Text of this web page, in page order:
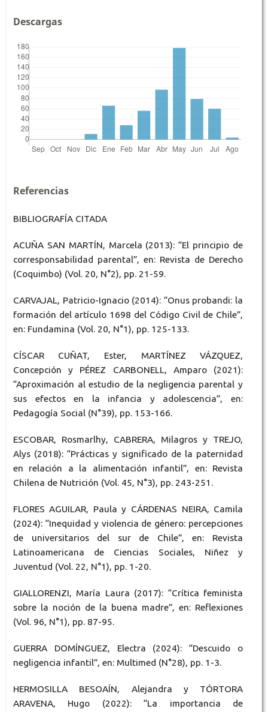
Descargas
Referencias
BIBLIOGRAFÍA CITADA
ACUÑA SAN MARTÍN, Marcela (2013): “El principio de
corresponsabilidad parental”, en: Revista de Derecho
(Coquimbo) (Vol. 20, N°2), pp. 21-59.
CARVAJAL, Patricio-Ignacio (2014): “Onus probandi: la
formación del artículo 1698 del Código Civil de Chile”,
en: Fundamina (Vol. 20, N°1), pp. 125-133.
CÍSCAR CUÑAT, Ester, MARTÍNEZ VÁZQUEZ,
Concepción y PÉREZ CARBONELL, Amparo (2021):
“Aproximación al estudio de la negligencia parental y
sus efectos en la infancia y adolescencia”, en:
Pedagogía Social (N°39), pp. 153-166.
ESCOBAR, Rosmarlhy, CABRERA, Milagros y TREJO,
Alys (2018): “Prácticas y significado de la paternidad
en relación a la alimentación infantil”, en: Revista
Chilena de Nutrición (Vol. 45, N°3), pp. 243-251.
FLORES AGUILAR, Paula y CÁRDENAS NEIRA, Camila
(2024): “Inequidad y violencia de género: percepciones
de universitarios del sur de Chile”, en: Revista
Latinoamericana de Ciencias Sociales, Niñez y
Juventud (Vol. 22, N°1), pp. 1-20.
GIALLORENZI, María Laura (2017): “Crítica feminista
sobre la noción de la buena madre”, en: Reflexiones
(Vol. 96, N°1), pp. 87-95.
GUERRA DOMÍNGUEZ, Electra (2024): “Descuido o
negligencia infantil”, en: Multimed (N°28), pp. 1-3.
HERMOSILLA BESOAÍN, Alejandra y TÓRTORA
ARAVENA, Hugo (2022): “La importancia de